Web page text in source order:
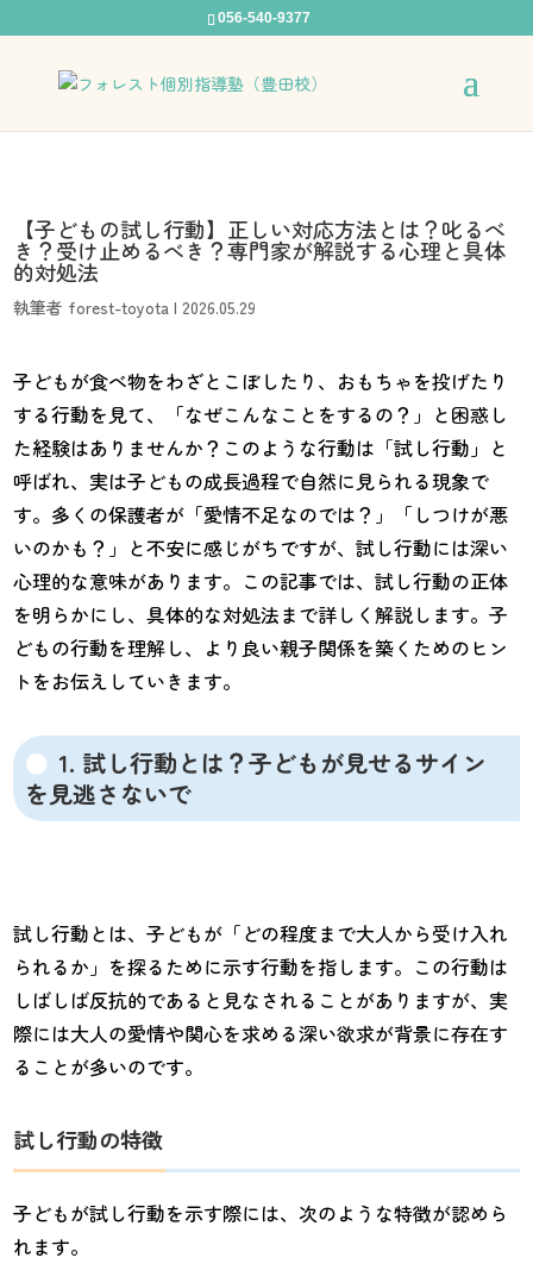
056-540-9377
【子どもの試し行動】正しい対応方法とは？叱るべ
き？受け止めるべき？専門家が解説する心理と具体
的対処法
執筆者 forest-toyota |2026.05.29
子どもが食べ物をわざとこぼしたり、おもちゃを投げたり
する行動を見て、「なぜこんなことをするの？」と困惑し
た経験はありませんか？このような行動は「試し行動」と
呼ばれ、実は子どもの成長過程で自然に見られる現象で
す。多くの保護者が「愛情不足なのでは？」「しつけが悪
いのかも？」と不安に感じがちですが、試し行動には深い
心理的な意味があります。この記事では、試し行動の正体
を明らかにし、具体的な対処法まで詳しく解説します。子
どもの行動を理解し、より良い親子関係を築くためのヒン
トをお伝えしていきます。
1. 試し行動とは？子どもが見せるサイン
を見逃さないで
試し行動とは、子どもが「どの程度まで大人から受け入れ
られるか」を探るために示す行動を指します。この行動は
しばしば反抗的であると見なされることがありますが、実
際には大人の愛情や関心を求める深い欲求が背景に存在す
ることが多いのです。
試し行動の特徴
子どもが試し行動を示す際には、次のような特徴が認めら
れます。